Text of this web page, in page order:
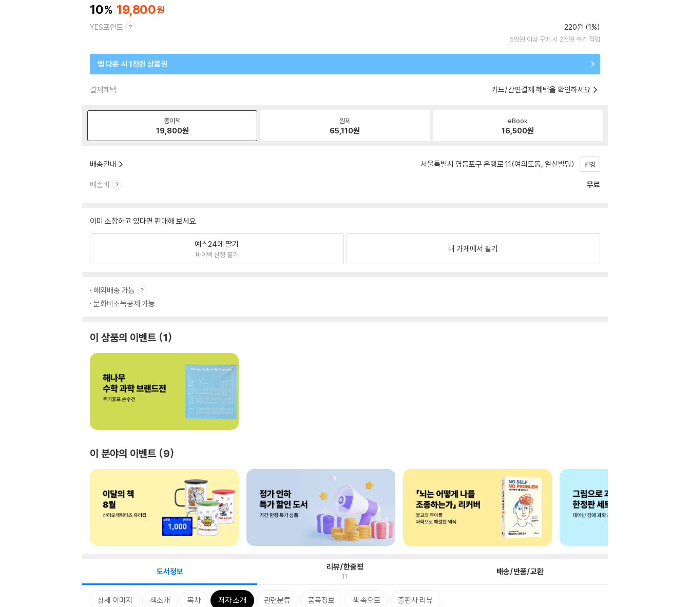
10 19,800
YES포인트 220원 (1%)
5만원 이상 구매 시 2천원 추가 적립
앱 다운 시 1천원 상품권
결제혜택 카드/간편결제 혜택을 확인하세요
종이책
19,800원
원제
65,110원
eBook
16,500원
배송안내 서울특별시 영등포구 은행로 11(여의도동, 일신빌딩) 변경
배송비 무료
이미 소장하고 있다면 판매해 보세요.
예스24에 팔기
바이백 신청 불가
내 가게에서 팔기
해외배송 가능
문화비소득공제 가능
이 상품의 이벤트 1
이 분야의 이벤트 9
도서정보 리뷰/한줄평
11 배송/반품/교환
상세 이미지 책소개 목차 저자 소개 관련분류 품목정보 책 속으로 출판사 리뷰